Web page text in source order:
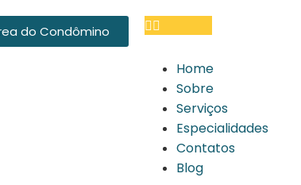
do Condômino
Home
Sobre
Serviços
Especialidades
Contatos
Blog